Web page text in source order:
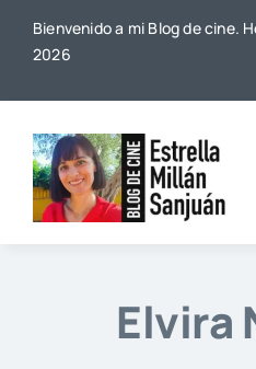
Bienvenido a mi Blog de cine.
2026
Elvira